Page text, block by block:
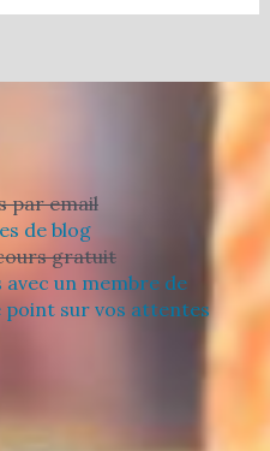
par email
de blog
gratuit
un membre de
point sur vos attentes